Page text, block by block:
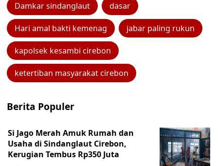
Damkar sindanglaut dasar
Hari amal bakti kemenag jabar paling rukun
kapolsek kesambi cirebon
ketertiban masyarakat cirebon
Berita Populer
Si Jago Merah Amuk Rumah dan
Usaha di Sindanglaut Cirebon,
Kerugian Tembus Rp350 Juta